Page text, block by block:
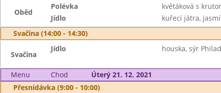
Oběd
Polévka
květáková s
Jídlo
kuřecí játra,
Svačina (14:00 - 14:30)
Svačina
Jídlo houska, sýr
Menu Chod
Úterý 21. 12. 2021
Přesnídávka (9:00 - 10:00)